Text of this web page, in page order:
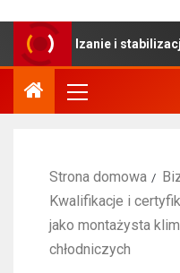
i stabilizacja
Strona domowa
Kwalifikacje i
jako montażysta
chłodniczych